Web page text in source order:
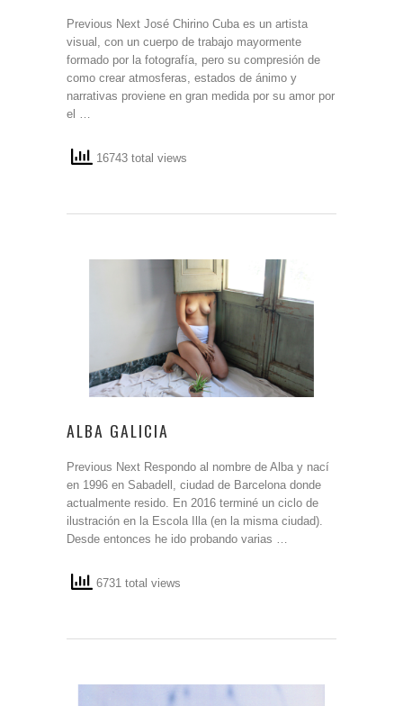
Previous Next José Chirino Cuba es un artista
visual, con un cuerpo de trabajo mayormente
formado por la fotografía, pero su compresión de
como crear atmosferas, estados de ánimo y
narrativas proviene en gran medida por su amor por
el …
16743 total views
ALBA GALICIA
Previous Next Respondo al nombre de Alba y nací
en 1996 en Sabadell, ciudad de Barcelona donde
actualmente resido. En 2016 terminé un ciclo de
ilustración en la Escola Illa (en la misma ciudad).
Desde entonces he ido probando varias …
6731 total views